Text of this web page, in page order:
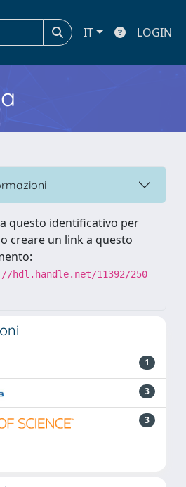
IT LOGIN
questo identificativo per
creare un link a questo
hdl.handle.net/11392/250
1
3
3